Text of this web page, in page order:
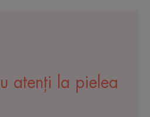
atenți la pielea